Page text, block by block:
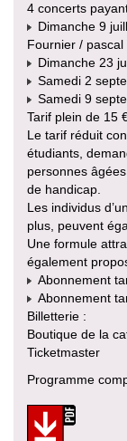
4 concerts
Dimanche 9
Fournier / pascal
Dimanche 23
Samedi 2
Samedi 9
Tarif plein de 15
Le tarif réduit
étudiants,
personnes
de handicap.
Les individus
plus, peuvent
Une formule
également
Abonnement
Abonnement
Billetterie :
Boutique de la
Ticketmaster
Programme